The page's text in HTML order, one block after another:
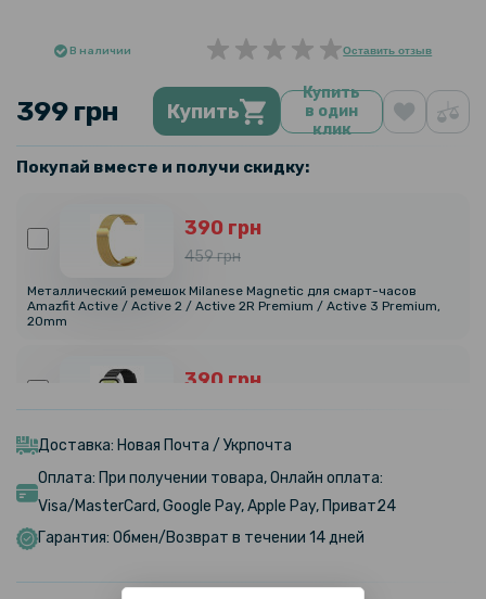
В наличии Оставить отзыв
399 грн Купить
Купить
в один
клик
Покупай вместе и получи скидку:
390 грн
459 грн
Металлический ремешок Milanese Magnetic для смарт-часов
Amazfit Active / Active 2 / Active 2R Premium / Active 3 Premium,
20mm
390 грн
Ремешок Silicone Magnetic для смарт-часов Amazfit Bip 6 / 5,
22mm
449 грн
Ремешок Textile Elastic для смарт-часов Amazfit Bip 6 / 5, 22mm
Доставка: Новая Почта / Укрпочта
Оплата: При получении товара, Онлайн оплата:
Visa/MasterCard, Google Pay, Apple Pay, Приват24
Гарантия: Обмен/Возврат в течении 14 дней